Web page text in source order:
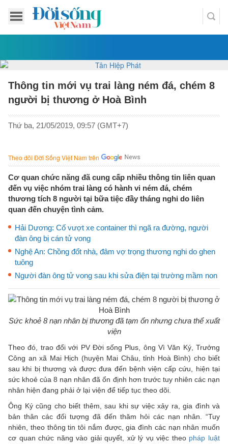
Thông tin mới vụ trai làng ném đá, chém 8
người bị thương ở Hoà Bình
Thứ ba, 21/05/2019, 09:57 (GMT+7)
Theo dõi Đời Sống Việt Nam trên
Cơ quan chức năng đã cung cấp nhiều thông tin liên quan
đến vụ việc nhóm trai làng có hành vi ném đá, chém
thương tích 8 người tại bữa tiệc đầy tháng nghi do liên
quan đến chuyện tình cảm.
Hải Dương: Cố vượt xe container thì ngã ra đường, người
đàn ông bị cán tử vong
Nghệ An: Chồng đốt nhà, đâm vợ trọng thương nghi do ghen
tuông
Người đàn ông tử vong sau khi sửa điện tại trường mầm non
Sức khoẻ 8 nạn nhân bị thương đã tạm ổn nhưng chưa thể xuất
viện
Theo đó, trao đổi với PV Đời sống Plus, ông Vì Văn Ký, Trưởng
Công an xã Mai Hịch (huyện Mai Châu, tỉnh Hoà Bình) cho biết
sau khi bị thương và được đưa đến bệnh viện cấp cứu, hiện tại
sức khoẻ của 8 nạn nhân đã ổn định hơn trước tuy nhiên các nạn
nhân hiện đang phải ở lại viện để tiếp tục theo dõi.
Ông Ký cũng cho biết thêm, sau khi sự việc xảy ra, gia đình và
bản thân các đối tượng đã đến thăm hỏi các nạn nhân. “Tuy
nhiên, theo thông tin tôi nắm được, gia đình các nạn nhân muốn
cơ quan chức năng vào giải quyết, xử lý vụ việc theo pháp luật